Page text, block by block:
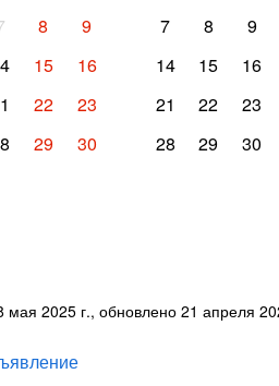
8
9
15
16
22
23
29
30
7
8 9
14
15 16
21
22 23
28
29 30
2025 г., обновлено 21 апреля